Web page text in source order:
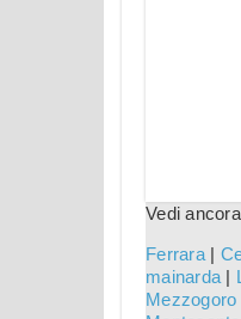
Vedi
Ferrara|
mainarda |
Mezzogoro